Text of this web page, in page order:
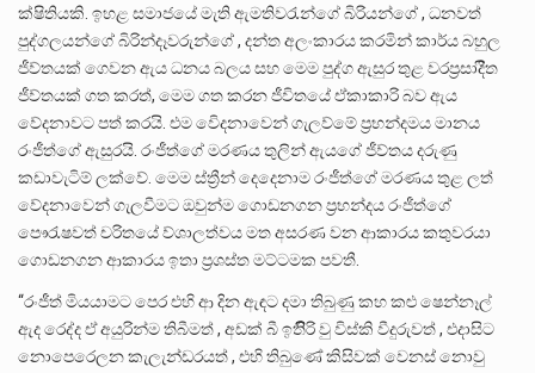
ක්ෂිතියකි. ඉහළ සමාජයේ මැති ඇමතිවරැන්ගේ බිරියන්ගේ , ධනවත්
පුද්ගලයන්ගේ බිරින්දෑවරුන්ගේ , දන්ත අලංකාරය කරමින් කාර්ය බහුල
ජීව්තයක් ගෙවන ඇය ධනය බලය සහ මෙම පුද්ග ඇසුර තුළ වරප්‍රසාදිිත
ජීව්තයක් ගත කරත්, මෙම ගත කරන ජීවිතයේ ඒකාකාරි බව ඇය
වේදනාවට පත් කරයි. එම වෙිදනාවෙන් ගැලව්මේ ප්‍රභන්දමය මානය
රංජීත්ගේ ඇසුරයි. රංජීත්ගේ මරණය තුලින් ඇයගේ ජීව්තය දරුණු
කඩාවැටිම් ලක්වේ. මෙම ස්ත්‍රීන් දෙදෙනාම රංජීත්ගේ මරණය තුළ ලත්
වේදනාවෙන් ගැලවීමට ඔවුන්ම ගොඩනගන ප්‍රභන්දය රංජීත්ගේ
පෞරැෂවත් චරිතයේ ව්ශාලත්වය මත අසරණ වන ආකාරය කතුවරයා
ගොඩනගන ආකාරය ඉතා ප්‍රශස්ත මට්ටමක පවතී.
“රංජීත් මියයාමට පෙර එහි ආ දින ඇඳට දමා තිබුණු කහ කළු ෂෙන්නෑල්
ඇද රෙද්ද ඒ අයුරින්ම තිබීමත් , අඩක් බී ඉතිිිරි වු විස්කි වීදුරුවත් , එදාසිට
නොපෙරෙලන කැලැන්ඩරයත් , එහි තිබුණේ කිසිවක් වෙනස් නොවු